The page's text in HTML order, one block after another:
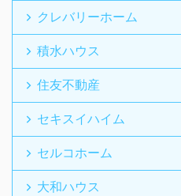
クレバリーホーム
積水ハウス
住友不動産
セキスイハイム
セルコホーム
大和ハウス